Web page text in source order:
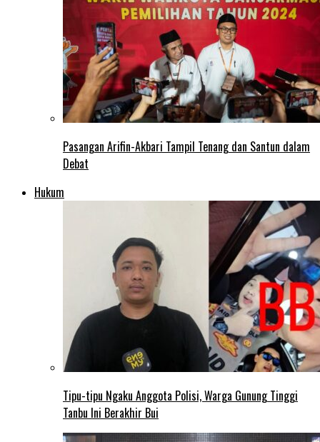
Pasangan Arifin-Akbari Tampil Tenang dan Santun dalam
Debat
Hukum
Tipu-tipu Ngaku Anggota Polisi, Warga Gunung Tinggi
Tanbu Ini Berakhir Bui